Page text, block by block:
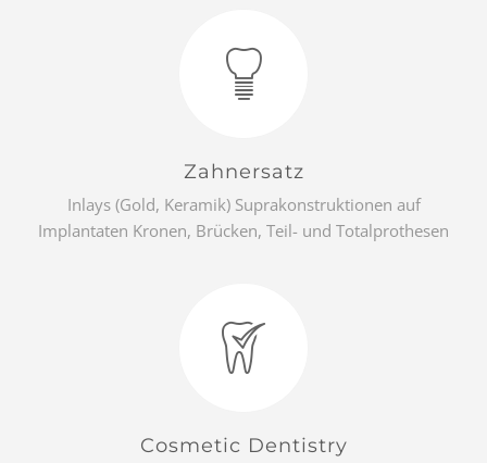
Zahnersatz
Inlays (Gold, Keramik) Suprakonstruktionen auf
Implantaten Kronen, Brücken, Teil- und Totalprothesen
Cosmetic Dentistry